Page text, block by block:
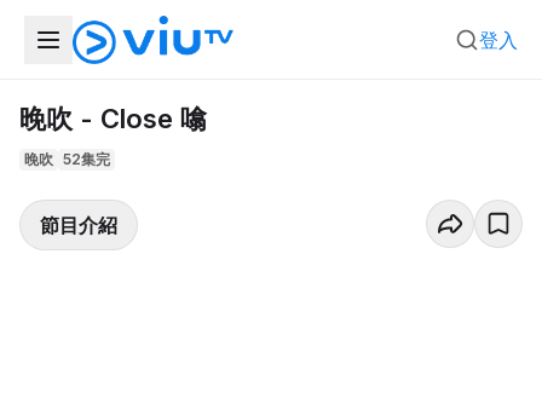
登入
晚吹 - Close 噏
晚吹 52集完
節目介紹